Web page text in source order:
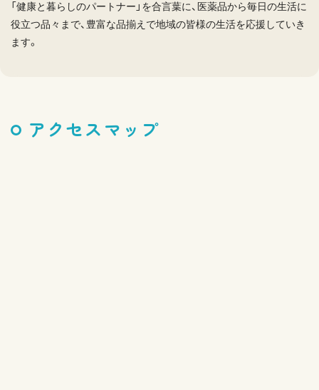
「健康と暮らしのパートナー」を合言葉に、医薬品から毎日の生活に
役立つ品々まで、豊富な品揃えで地域の皆様の生活を応援していき
ます。
アクセスマップ